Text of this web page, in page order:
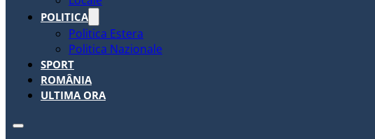
POLITICA
Politica Estera
Politica Nazionale
SPORT
ROMÂNIA
ULTIMA ORA